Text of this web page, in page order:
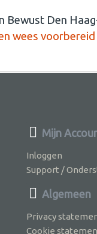
Bewust Den
wees
Mijn
Inloggen
Support /
Algemeen
Privacy
Cookie